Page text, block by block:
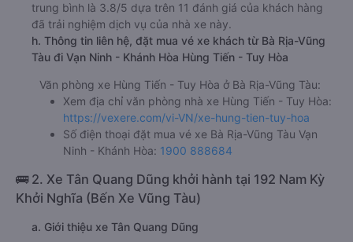
trung bình là 3.8/5 dựa trên 11 đánh giá của khách hàng
đã trải nghiệm dịch vụ của nhà xe này.
h. Thông tin liên hệ, đặt mua vé xe khách từ Bà Rịa-Vũng
Tàu đi Vạn Ninh - Khánh Hòa Hùng Tiến - Tuy Hòa
Văn phòng xe Hùng Tiến - Tuy Hòa ở Bà Rịa-Vũng Tàu:
Xem địa chỉ văn phòng nhà xe Hùng Tiến - Tuy Hòa:
https://vexere.com/vi-VN/xe-hung-tien-tuy-hoa
Số điện thoại đặt mua vé xe Bà Rịa-Vũng Tàu Vạn
Ninh - Khánh Hòa: 1900 888684
🚌 2. Xe Tân Quang Dũng khởi hành tại 192 Nam Kỳ
Khởi Nghĩa (Bến Xe Vũng Tàu)
a. Giới thiệu xe Tân Quang Dũng